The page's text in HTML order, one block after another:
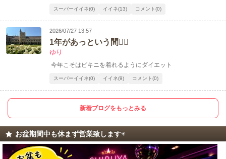
スーパーイイネ(0) イイネ(13) コメント(0)
2026/07/27 13:57
1年があっという間🏃‍♀️
ゆり
今年こそはビキニを着れるようにダイエット
スーパーイイネ(0) イイネ(9) コメント(0)
新着ブログをもっとみる
お盆期間中も休まず営業致します☀️